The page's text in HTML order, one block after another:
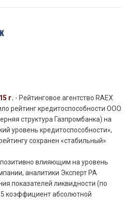
г. - Рейтинговое агентство RAEX
рейтинг кредитоспособности ООО
структура Газпромбанка) на
уровень кредитоспособности»,
сохранен «стабильный»
влияющим на уровень
аналитики Эксперт РА
показателей ликвидности (по
коэффициент абсолютной